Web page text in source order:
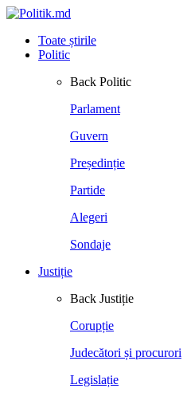
Toate știrile
Politic
Back Politic
Parlament
Guvern
Președinție
Partide
Alegeri
Sondaje
Justiție
Back Justiție
Corupție
Judecători și procurori
Legislație